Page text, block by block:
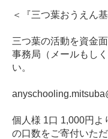
＜『三つ葉おうえん
三つ葉の活動を資金
事務局（メールもし
い。
個人様 1口 1,000円よ
の口数をご寄付いただ